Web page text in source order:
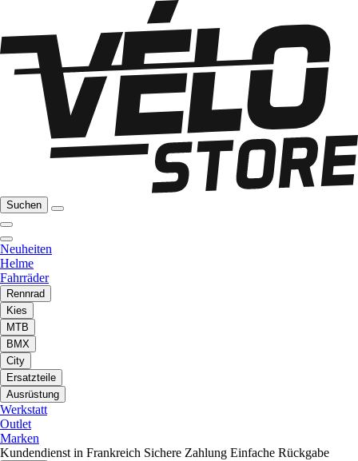
Suchen
Neuheiten
Helme
Fahrräder
Rennrad
Kies
MTB
BMX
City
Ersatzteile
Ausrüstung
Werkstatt
Outlet
Marken
Kundendienst in Frankreich Sichere Zahlung Einfache Rückgabe